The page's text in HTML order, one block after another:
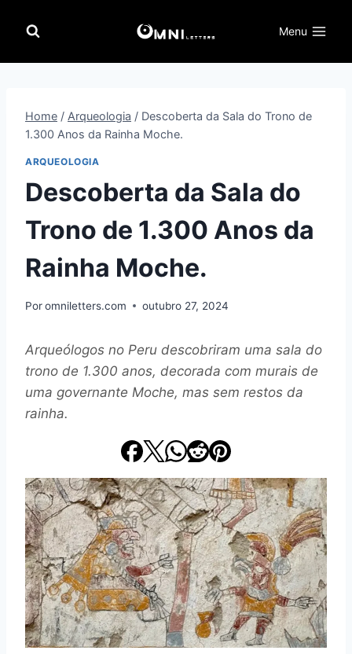
para
Menu
Home / Arqueologia / Descoberta da Sala do Trono de
1.300 Anos da Rainha Moche.
ARQUEOLOGIA
Descoberta da Sala do
Trono de 1.300 Anos da
Rainha Moche.
Poromniletters.com outubro 27, 2024
Arqueólogos no Peru descobriram uma sala do
trono de 1.300 anos, decorada com murais de
uma governante Moche, mas sem restos da
rainha.